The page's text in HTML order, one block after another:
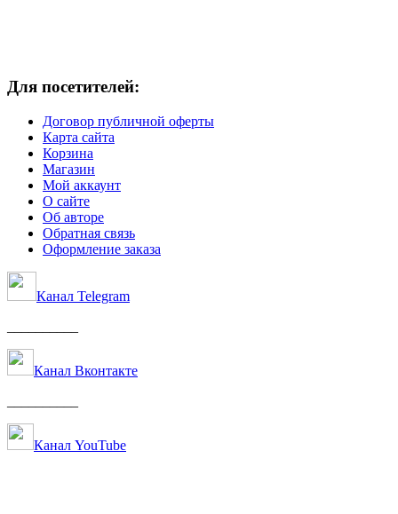
Для посетителей:
Договор публичной оферты
Карта сайта
Корзина
Магазин
Мой аккаунт
О сайте
Об авторе
Обратная связь
Оформление заказа
Канал Telegram
Канал Вконтакте
Канал YouTube